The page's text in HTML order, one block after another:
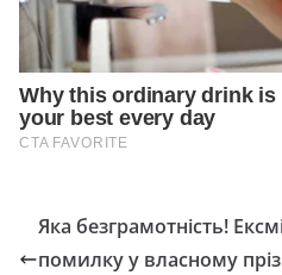
Яка безграмотність!
помилку у власному